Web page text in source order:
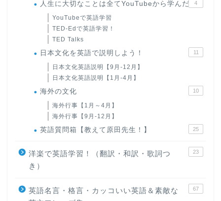
人生に大切なことは全てYouTubeから学んだ 4
YouTubeで英語学習
TED-Edで英語学習！
TED Talks
日本文化を英語で説明しよう！ 11
日本文化英語説明【9月-12月】
日本文化英語説明【1月-4月】
海外の文化 10
海外行事【1月～4月】
海外行事【9月-12月】
英語質問箱【教えて原田先生！】 25
洋楽で英語学習！（翻訳・和訳・歌詞つ
き）
23
英語名言・格言・カッコいい英語＆素敵な
67